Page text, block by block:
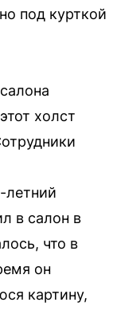
под курткой
холст
летний
в салон в
что в
он
картину,